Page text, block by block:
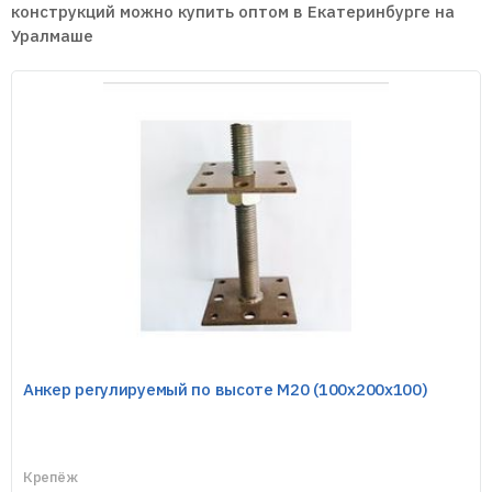
Лента перфорированная монтажная
Опора бруса закрытая
Опора регулировочная по высоте
конструкций можно купить оптом в Екатеринбурге на
Уралмаше
Анкер регулируемый по высоте М20 (100х200х100)
Крепёж